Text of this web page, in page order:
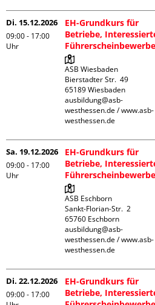
Di. 15.12.2026
09:00 - 17:00
Uhr
EH-Grundkurs für
Betriebe,
ASB Wiesbaden
Bierstadter Str.  49
65189 Wiesbaden
ausbildung@asb-
westhessen.de / www.asb-
westhessen.de
Sa. 19.12.2026
09:00 - 17:00
Uhr
EH-Grundkurs für
Betriebe,
ASB Eschborn
Sankt-Florian-Str.  2
65760 Eschborn
ausbildung@asb-
westhessen.de / www.asb-
westhessen.de
Di. 22.12.2026
09:00 - 17:00
EH-Grundkurs für
Betriebe,